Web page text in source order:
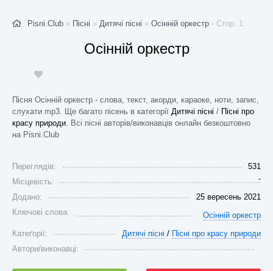
Pisni.Club » Пісні » Дитячі пісні » Осінній оркестр - Стор. 1
Осінній оркестр
Пісня Осінній оркестр - слова, текст, акорди, караоке, ноти, запис,
слухати mp3. Ще багато пісень в категорії Дитячі пісні / Пісні про
красу природи. Всі пісні авторів/виконавців онлайн безкоштовно
на Pisni.Club
Переглядів:
531
Місцевість:
-
Додано:
25 вересень 2021
Ключові слова:
Осінній оркестр
Катеґорії:
Дитячі пісні / Пісні про красу природи
Автори/виконавці: